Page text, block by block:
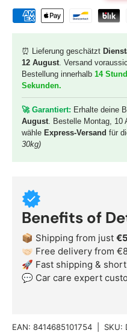
Shipping & payment
⏰ Lieferung geschätzt
12 August. Versand
Bestellung innerhalb 14
Sekunden.
🚀 Garantiert: Erhalte deine
August. Bestelle Montag, 10
wähle Express-Versand für
30kg)
Benefits of
📦 Shipping from just
🤝🏻 Free delivery from
🚀 Fast shipping &
💬 Car care expert
EAN: 8414685101754 SKU: